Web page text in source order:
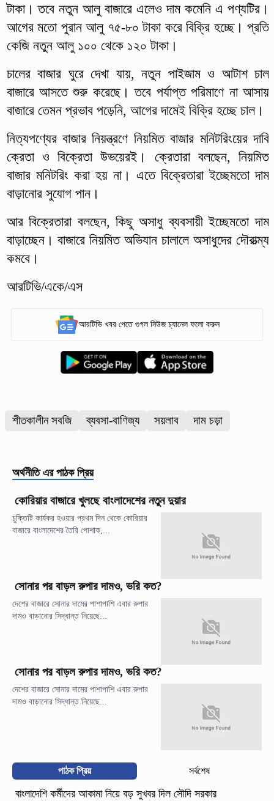
টাকা। তবে নতুন আলু বাজারে এলেও দাম কমেনি এ পণ্যটির।
আগের মতো পুরান আলু ৭৫-৮০ টাকা করে বিক্রি হচ্ছে। প্রতি
কেজি নতুন আলু ১০০ থেকে ১২০ টাকা।
চালের বাজার ঘুরে দেখা যায়, নতুন পাইজাম ও আটাশ চাল
বাজারে আসতে শুরু করেছে। তবে পর্যাপ্ত পরিমাণে না আসায়
বাজারে তেমন প্রভাব পড়েনি, আগের দামেই বিক্রি হচ্ছে চাল।
নিত্যপণ্যের বাজার নিয়ন্ত্রণে নিয়মিত বাজার মনিটরিংয়ের দাবি
ক্রেতা ও বিক্রেতা উভয়েরই। ক্রেতারা বলছেন, নিয়মিত
বাজার মনিটরিং করা হয় না। এতে বিক্রেতারা ইচ্ছেমতো দাম
বাড়ানোর সুযোগ পান।
আর বিক্রেতারা বলছেন, কিছু অসাধু ব্যবসায়ী ইচ্ছেমতো দাম
বাড়াচ্ছেন। বাজারে নিয়মিত অভিযান চালালে অসাধুদের দৌরাত্ম্য
কমবে।
আরটিভি/একে/এস
আরটিভি খবর পেতে গুগল নিউজ চ্যানেল ফলো করুন
শীতকালীন সবজি ব্যবসা-বাণিজ্য সয়লাব দাম চড়া
অর্থনীতি এর পাঠক প্রিয়
কোরিয়ার বাজারে খুলছে বাংলাদেশের নতুন দুয়ার
চুক্তিটি কার্যকর হওয়ার প্রথম দিন থেকে কোরিয়ার
বাজারে বাংলাদেশের তৈরি পোশাক,...
সোনার পর বাড়ল রুপার দামও, ভরি কত?
দেশের বাজারে সোনার দামের পাশাপাশি এবার রুপার
দামও বাড়ানোর সিদ্ধান্ত নিয়েছে...
সোনার পর বাড়ল রুপার দামও, ভরি কত?
দেশের বাজারে সোনার দামের পাশাপাশি এবার রুপার
দামও বাড়ানোর সিদ্ধান্ত নিয়েছে...
পাঠক প্রিয় সর্বশেষ
বাংলাদেশি কর্মীদের আকামা নিয়ে বড় সুখবর দিল সৌদি সরকার